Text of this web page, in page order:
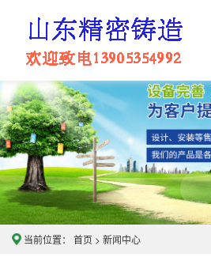
当前位置： 首页 > 新闻中心